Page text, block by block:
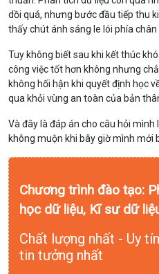
dồi quá, nhưng bước đầu tiếp thu
thấy chút ánh sáng le lói phía
Tuy không biết sau khi kết thúc
công việc tốt hơn không nhưng
không hối hận khi quyết định học
qua khỏi vùng an toàn của bản
Và đây là đáp án cho câu hỏi mình
không muộn khi bây giờ mình mới
Chương trình đào tạo:
học dữ liệu, Kĩ sư dữ
Chất lượng nhất - Uy
tin tưởng nhất